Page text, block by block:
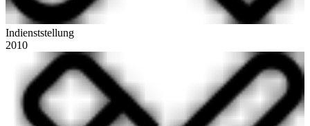
Indienststellung
2010